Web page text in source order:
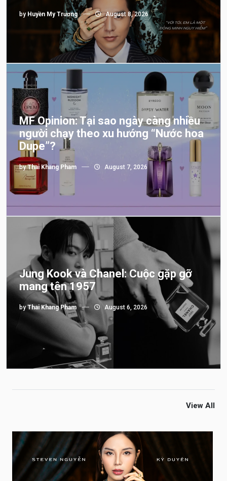
by Huyền My Trương August 8, 2026
MF Opinion: Tại sao ngày càng nhiều
người chạy theo xu hướng “Nước hoa
Dupe”?
byThai Khang Pham August 7, 2026
Jung Kook và Chanel: Cuộc gặp gỡ
mang tên 1957
byThai Khang Pham August 6, 2026
View All